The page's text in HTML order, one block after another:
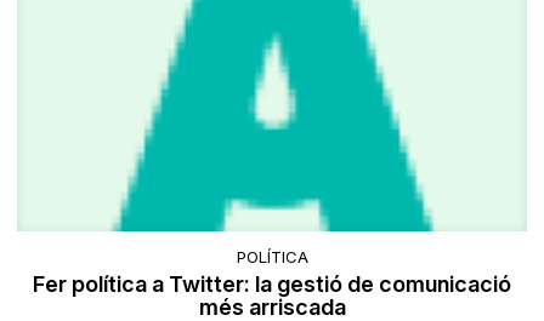
POLÍTICA
Fer política a Twitter: la gestió de comunicació
més arriscada